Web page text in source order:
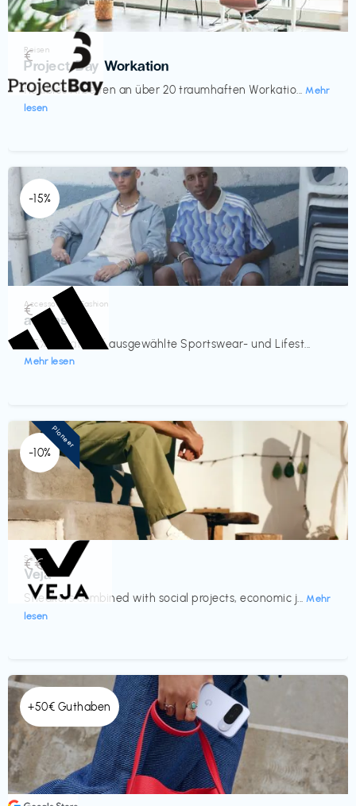
Reisen
Project Bay Workation
flexibles Arbeiten an über 20 traumhaften Workatio... Mehr
lesen
€‎
-15%
Accessoires & Fashion
adidas
-15% Rabatt auf ausgewählte Sportswear- und Lifest...
Mehr lesen
€‎
-10%
Schuhe
Veja
Sneakers combined with social projects, economic j... Mehr
lesen
€€‎
Pioneer
+50€ Guthaben